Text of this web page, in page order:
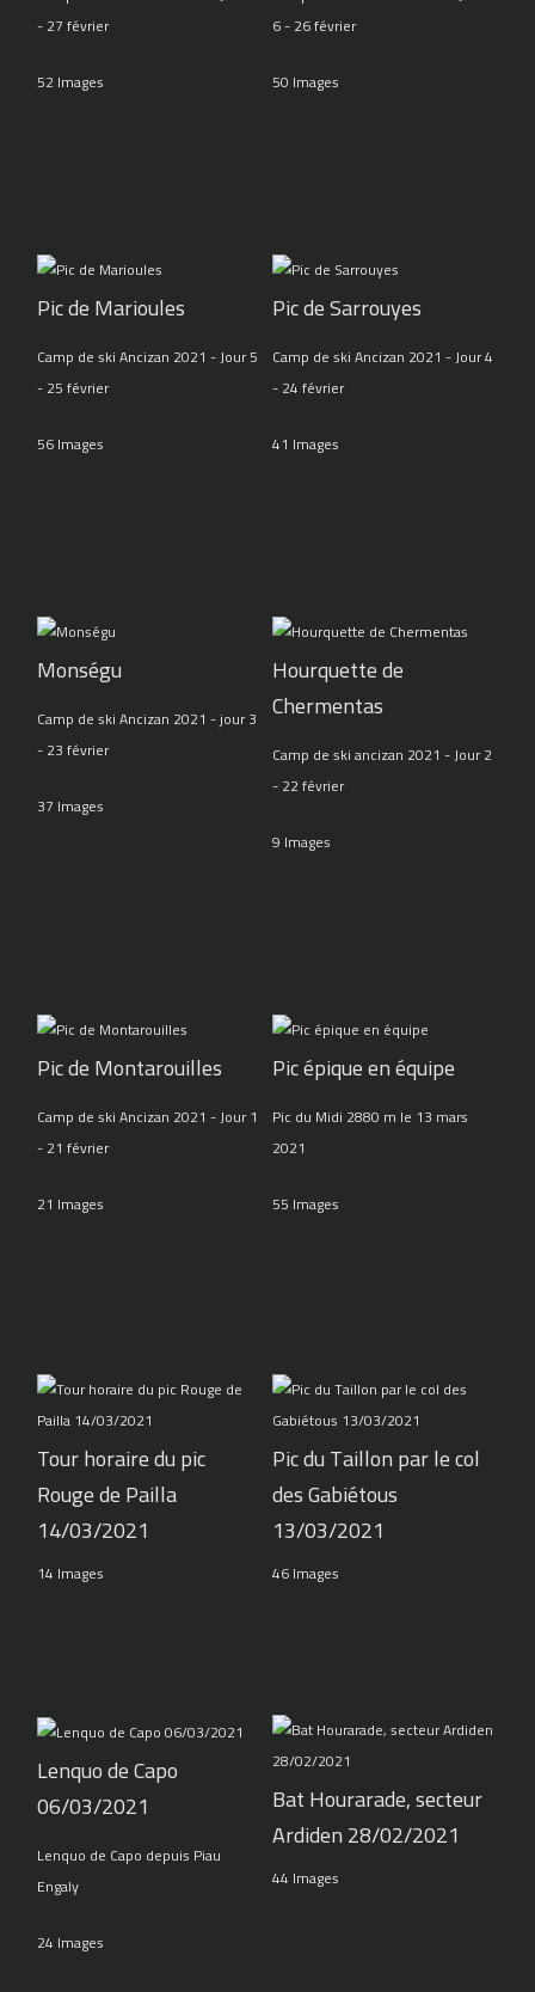
- 27 février
52 Images
6 - 26 février
50 Images
Pic de Marioules
Camp de ski Ancizan 2021 - Jour 5
- 25 février
56 Images
Pic de Sarrouyes
Camp de ski Ancizan 2021 - Jour 4
- 24 février
41 Images
Monségu
Camp de ski Ancizan 2021 - jour 3
- 23 février
37 Images
Hourquette de
Chermentas
Camp de ski ancizan 2021 - Jour 2
- 22 février
9 Images
Pic de Montarouilles
Camp de ski Ancizan 2021 - Jour 1
- 21 février
21 Images
Pic épique en équipe
Pic du Midi 2880 m le 13 mars
2021
55 Images
Tour horaire du pic
Rouge de Pailla
14/03/2021
14 Images
Pic du Taillon par le col
des Gabiétous
13/03/2021
46 Images
Lenquo de Capo
06/03/2021
Lenquo de Capo depuis Piau
Engaly
24 Images
Bat Hourarade, secteur
Ardiden 28/02/2021
44 Images